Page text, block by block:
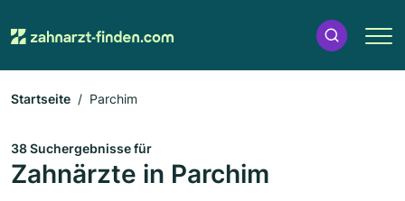
Startseite Parchim
38 Suchergebnisse für
Zahnärzte in Parchim